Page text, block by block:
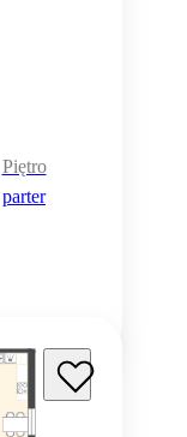
Piętro
parter